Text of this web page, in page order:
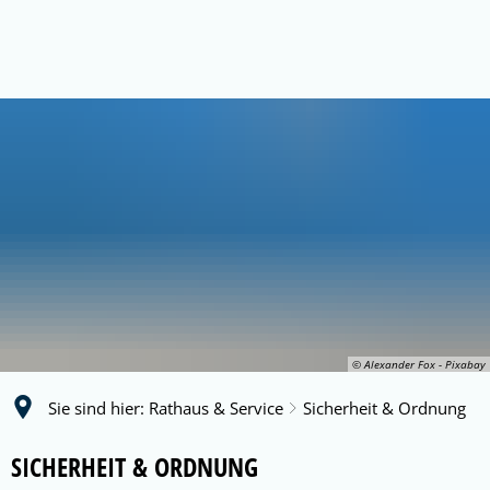
© Alexander Fox - Pixabay
Sie sind hier: Rathaus & Service Sicherheit & Ordnung
Sicherheit
SICHERHEIT & ORDNUNG